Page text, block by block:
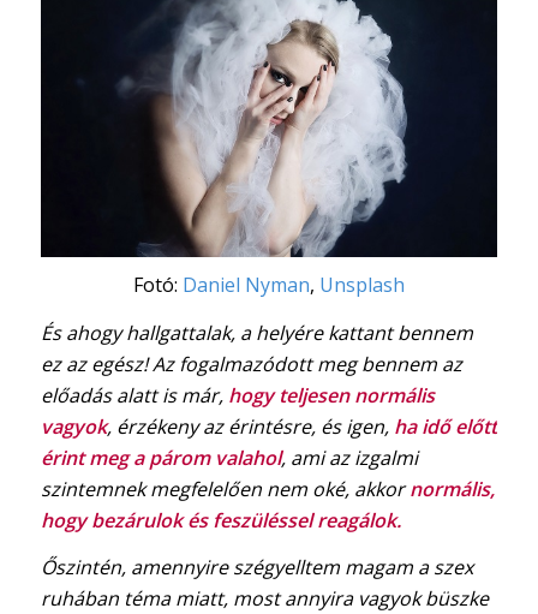
Fotó: Daniel Nyman, Unsplash
És ahogy hallgattalak, a helyére kattant bennem
ez az egész! Az fogalmazódott meg bennem az
előadás alatt is már, hogy teljesen normális
vagyok, érzékeny az érintésre, és igen,ha idő előtt
érint meg a párom valahol, ami az izgalmi
szintemnek megfelelően nem oké, akkornormális,
hogy bezárulok és feszüléssel reagálok.
Őszintén, amennyire szégyelltem magam a szex
ruhában téma miatt, most annyira vagyok büszke